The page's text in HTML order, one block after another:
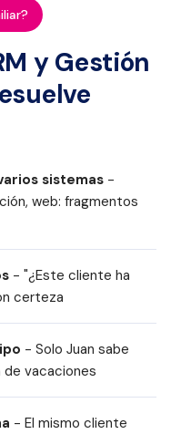
y Gestión
sistemas -
web: fragmentos
- "¿Este cliente ha
certeza
- Solo Juan sabe
vacaciones
- El mismo cliente